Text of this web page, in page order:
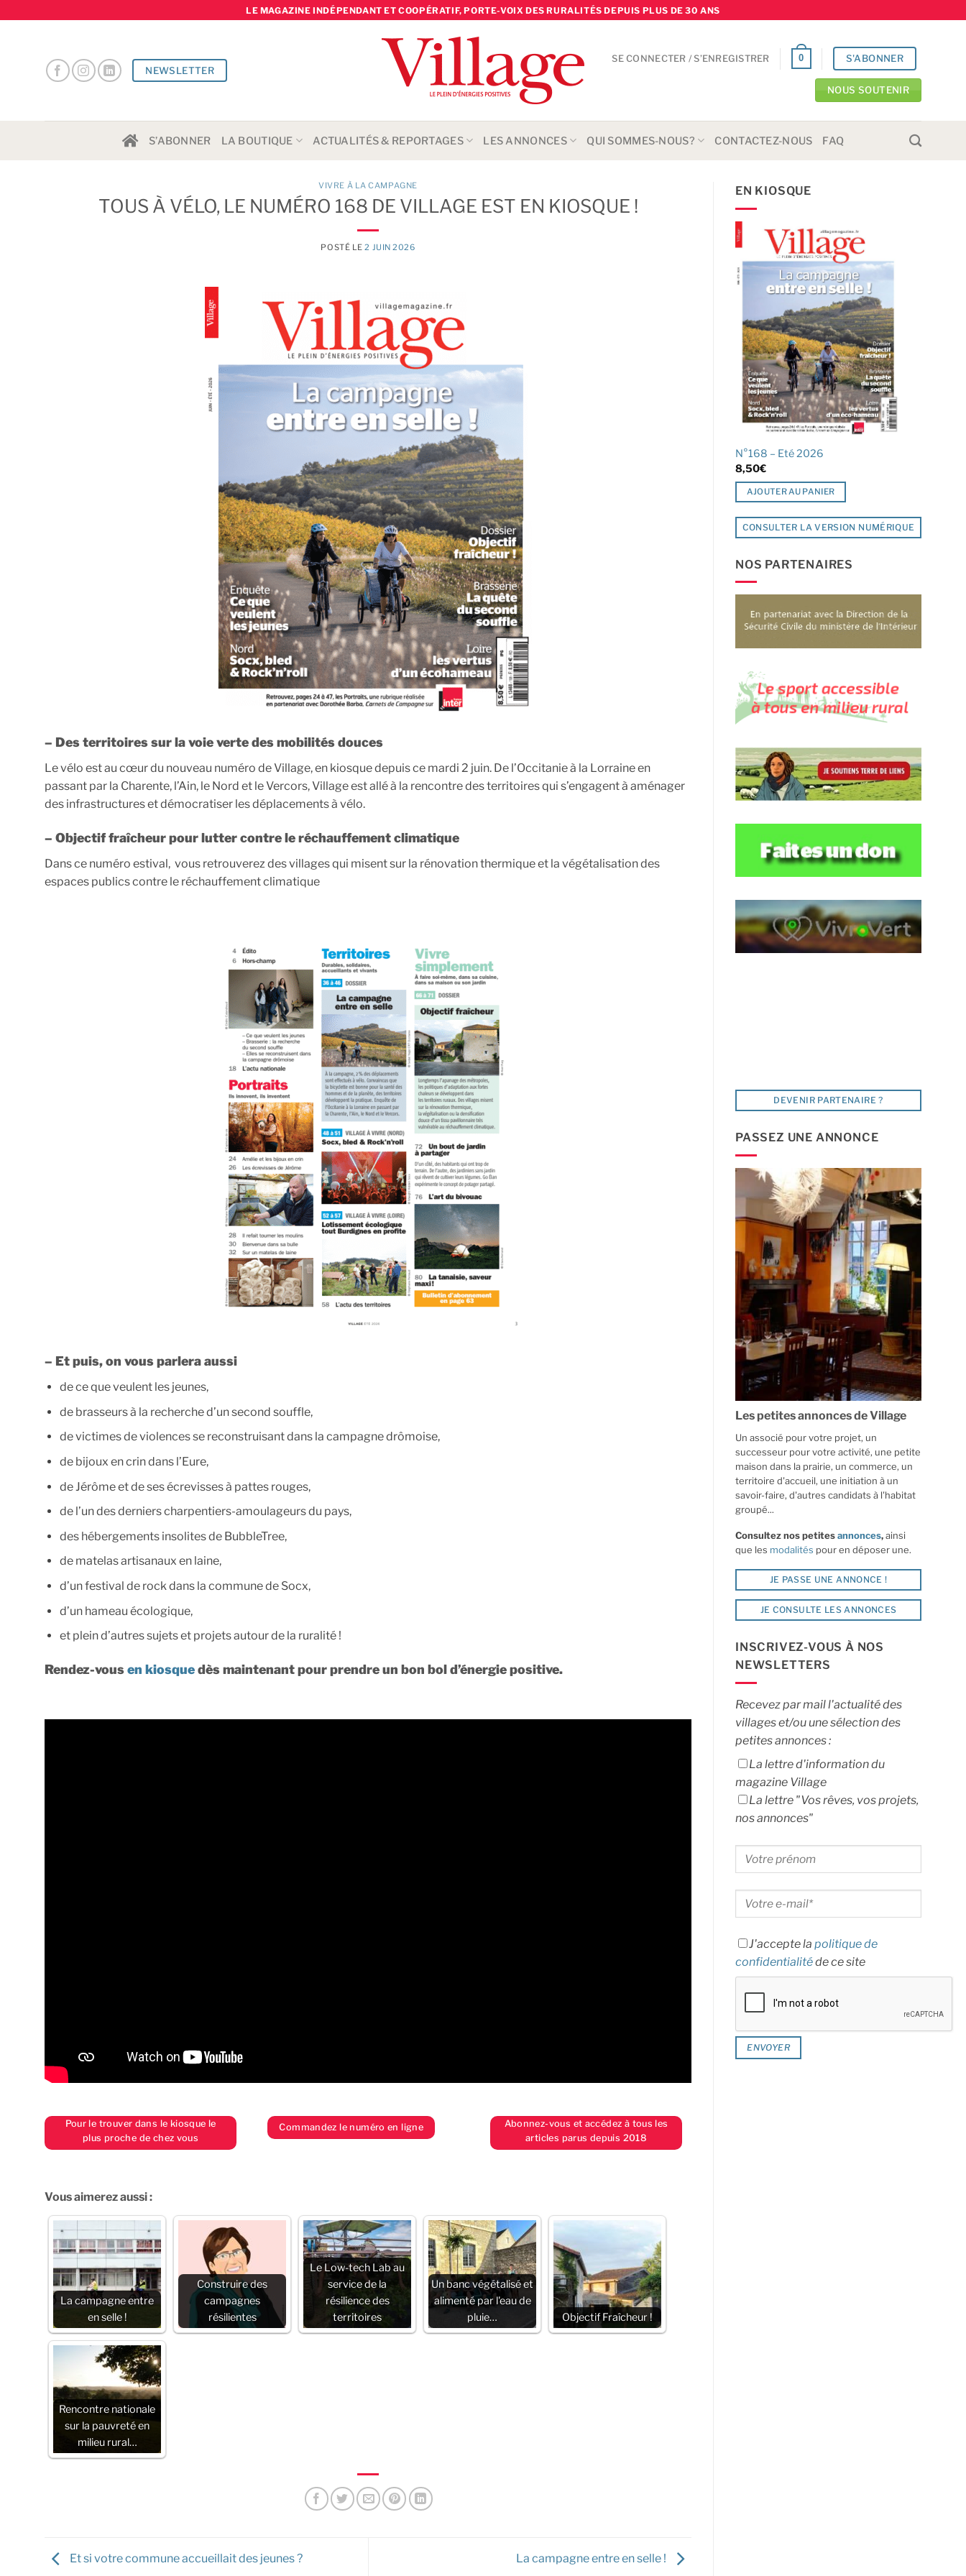
LE MAGAZINE INDÉPENDANT ET COOPÉRATIF, PORTE-VOIX DES RURALITÉS DEPUIS PLUS DE 30 ANS
NEWSLETTER
SE CONNECTER / S’ENREGISTRER 0 S'ABONNER
NOUS SOUTENIR
S’ABONNER LA BOUTIQUE ACTUALITÉS & REPORTAGES LES ANNONCES QUI SOMMES-NOUS? CONTACTEZ-NOUS FAQ
VIVRE À LA CAMPAGNE
TOUS À VÉLO, LE NUMÉRO 168 DE VILLAGE EST EN KIOSQUE !
POSTÉ LE2 JUIN 2026
– Des territoires sur la voie verte des mobilités douces
Le vélo est au cœur du nouveau numéro de Village, en kiosque depuis ce mardi 2 juin. De l’Occitanie à la Lorraine en
passant par la Charente, l’Ain, le Nord et le Vercors, Village est allé à la rencontre des territoires qui s’engagent à aménager
des infrastructures et démocratiser les déplacements à vélo.
– Objectif fraîcheur pour lutter contre le réchauffement climatique
Dans ce numéro estival, vous retrouverez des villages qui misent sur la rénovation thermique et la végétalisation des
espaces publics contre le réchauffement climatique
– Et puis, on vous parlera aussi
de ce que veulent les jeunes,
de brasseurs à la recherche d’un second souffle,
de victimes de violences se reconstruisant dans la campagne drômoise,
de bijoux en crin dans l’Eure,
de Jérôme et de ses écrevisses à pattes rouges,
de l’un des derniers charpentiers-amoulageurs du pays,
des hébergements insolites de BubbleTree,
de matelas artisanaux en laine,
d’un festival de rock dans la commune de Socx,
d’un hameau écologique,
et plein d’autres sujets et projets autour de la ruralité !
Rendez-vous en kiosquedès maintenant pour prendre un bon bol d’énergie positive.
Pour le trouver dans le kiosque le
plus proche de chez vous
Commandez le numéro en ligne
Abonnez-vous et accédez à tous les
articles parus depuis 2018
Vous aimerez aussi :
La campagne entre
en selle !
Construire des
campagnes
résilientes
Le Low-tech Lab au
service de la
résilience des
territoires
Un banc végétalisé et
alimenté par l'eau de
pluie…
Objectif Fraîcheur !
Rencontre nationale
sur la pauvreté en
milieu rural…
Et si votre commune accueillait des jeunes ? La campagne entre en selle !
EN KIOSQUE
N°168 – Eté 2026
8,50€
AJOUTER AU PANIER
CONSULTER LA VERSION NUMÉRIQUE
NOS PARTENAIRES
DEVENIR PARTENAIRE ?
PASSEZ UNE ANNONCE
Les petites annonces de Village
Un associé pour votre projet, un
successeur pour votre activité, une petite
maison dans la prairie, un commerce, un
territoire d'accueil, une initiation à un
savoir-faire, d'autres candidats à l'habitat
groupé...
Consultez nos petitesannonces,ainsi
que les modalités pour en déposer une.
JE PASSE UNE ANNONCE !
JE CONSULTE LES ANNONCES
INSCRIVEZ-VOUS À NOS
NEWSLETTERS
Recevez par mail l'actualité des
villages et/ou une sélection des
petites annonces :
La lettre d'information du
magazine Village
La lettre "Vos rêves, vos projets,
nos annonces"
J'accepte la politique de
confidentialitéde ce site